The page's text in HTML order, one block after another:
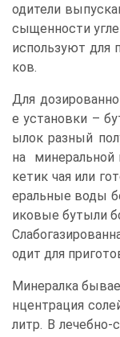
одители
сыщенности
используют для
ков.
Для
е установки –
ылок разный
на минеральной
кетик чая или
еральные воды
иковые бутыли
одит для
Минералка
нцентрация
литр. В лечебно-